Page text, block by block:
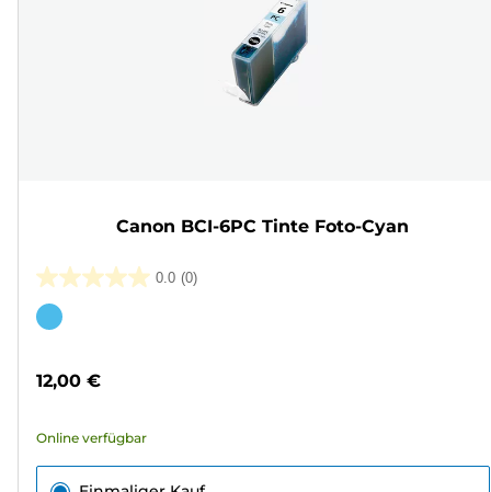
Canon BCI-6PC Tinte Foto-Cyan
0.0 (0)
0.0
von
Farbpatrone
12,00 €
Online verfügbar